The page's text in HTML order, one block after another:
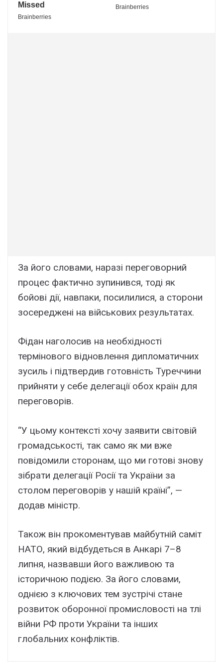
За його словами, наразі переговорний
процес фактично зупинився, тоді як
бойові дії, навпаки, посилилися, а сторони
зосереджені на військових результатах.
Фідан наголосив на необхідності
термінового відновлення дипломатичних
зусиль і підтвердив готовність Туреччини
прийняти у себе делегації обох країн для
переговорів.
“У цьому контексті хочу заявити світовій
громадськості, так само як ми вже
повідомили сторонам, що ми готові знову
зібрати делегації Росії та України за
столом переговорів у нашій країні”, —
додав міністр.
Також він прокоментував майбутній саміт
НАТО, який відбудеться в Анкарі 7–8
липня, назвавши його важливою та
історичною подією. За його словами,
однією з ключових тем зустрічі стане
розвиток оборонної промисловості на тлі
війни РФ проти України та інших
глобальних конфліктів.